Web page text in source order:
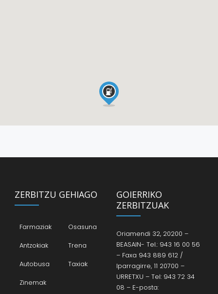
ZERBITZU GEHIAGO
Farmaziak
Osasuna
Antzokiak
Trena
Autobusa
Taxiak
Zinemak
GOIERRIKO
ZERBITZUAK
Oriamendi 32, 20200 –
BEASAIN- Tel.: 943 16 00 56
– Faxa 943 889 612 /
Iparragirre, 11 20700 –
URRETXU – Tel: 943 72 34
08 – E-posta: